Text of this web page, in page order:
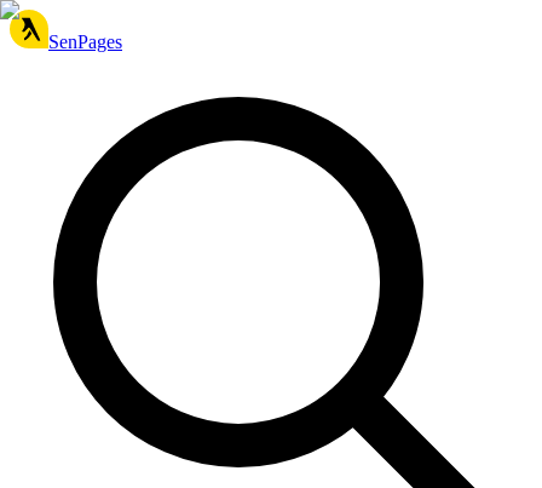
SenPages